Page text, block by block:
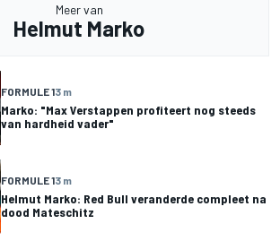
Meer van
Helmut Marko
FORMULE 13 m
Marko: "Max Verstappen profiteert nog steeds
van hardheid vader"
FORMULE 13 m
Helmut Marko: Red Bull veranderde compleet na
dood Mateschitz